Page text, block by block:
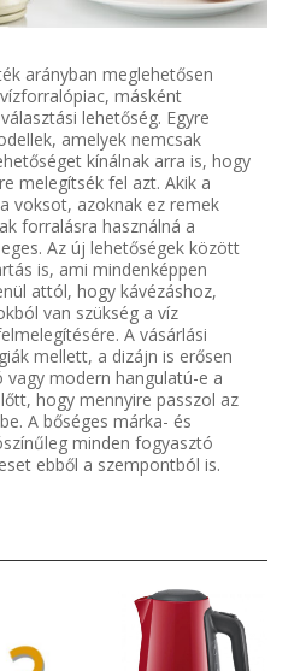
arányban meglehetősen
másként
lehetőség. Egyre
amelyek nemcsak
kínálnak arra is, hogy
melegítsék fel azt. Akik a
voksot, azoknak ez remek
forralásra használná a
Az új lehetőségek között
is, ami mindenképpen
attól, hogy kávézáshoz,
van szükség a víz
A vásárlási
mellett, a dizájn is erősen
modern hangulatú-e a
hogy mennyire passzol az
A bőséges márka- és
minden fogyasztó
ebből a szempontból is.